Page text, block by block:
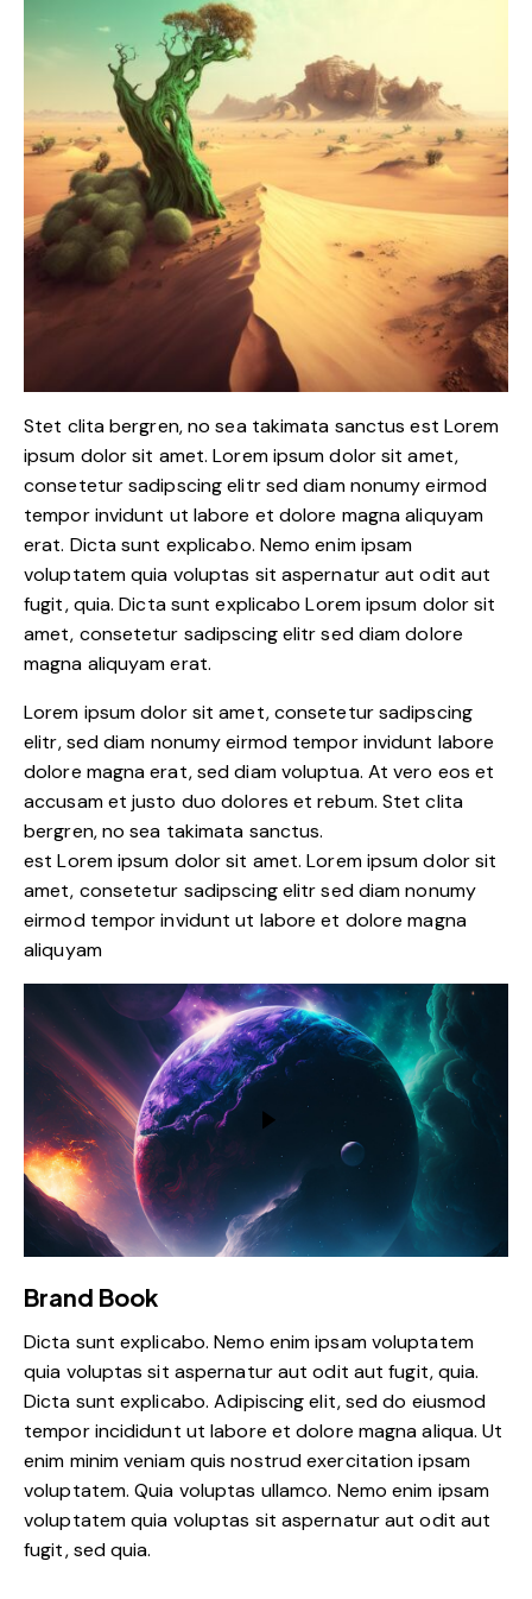
Stet clita bergren, no sea takimata sanctus est Lorem
ipsum dolor sit amet. Lorem ipsum dolor sit amet,
consetetur sadipscing elitr sed diam nonumy eirmod
tempor invidunt ut labore et dolore magna aliquyam
erat. Dicta sunt explicabo. Nemo enim ipsam
voluptatem quia voluptas sit aspernatur aut odit aut
fugit, quia. Dicta sunt explicabo Lorem ipsum dolor sit
amet, consetetur sadipscing elitr sed diam dolore
magna aliquyam erat.
Lorem ipsum dolor sit amet, consetetur sadipscing
elitr, sed diam nonumy eirmod tempor invidunt labore
dolore magna erat, sed diam voluptua. At vero eos et
accusam et justo duo dolores et rebum. Stet clita
bergren, no sea takimata sanctus.
est Lorem ipsum dolor sit amet. Lorem ipsum dolor sit
amet, consetetur sadipscing elitr sed diam nonumy
eirmod tempor invidunt ut labore et dolore magna
aliquyam
Brand Book
Dicta sunt explicabo. Nemo enim ipsam voluptatem
quia voluptas sit aspernatur aut odit aut fugit, quia.
Dicta sunt explicabo. Adipiscing elit, sed do eiusmod
tempor incididunt ut labore et dolore magna aliqua. Ut
enim minim veniam quis nostrud exercitation ipsam
voluptatem. Quia voluptas ullamco. Nemo enim ipsam
voluptatem quia voluptas sit aspernatur aut odit aut
fugit, sed quia.